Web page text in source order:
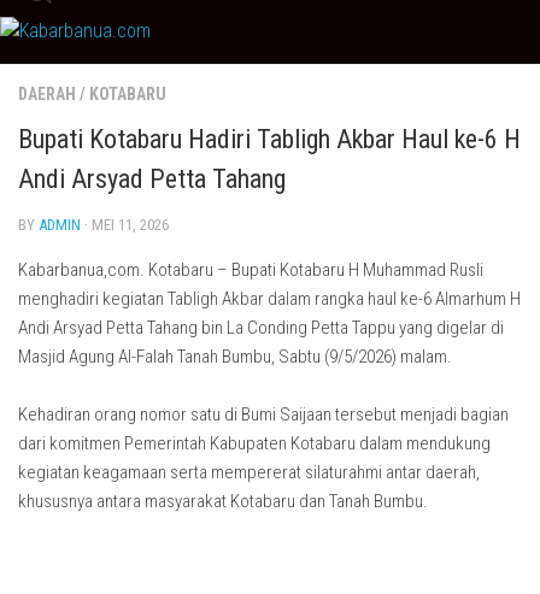
Skip
to
content
DAERAH / KOTABARU
Bupati Kotabaru Hadiri Tabligh Akbar Haul ke-6 H
Andi Arsyad Petta Tahang
BY ADMIN · MEI 11, 2026
Kabarbanua,com. Kotabaru – Bupati Kotabaru H Muhammad Rusli
menghadiri kegiatan Tabligh Akbar dalam rangka haul ke-6 Almarhum H
Andi Arsyad Petta Tahang bin La Conding Petta Tappu yang digelar di
Masjid Agung Al-Falah Tanah Bumbu, Sabtu (9/5/2026) malam.
Kehadiran orang nomor satu di Bumi Saijaan tersebut menjadi bagian
dari komitmen Pemerintah Kabupaten Kotabaru dalam mendukung
kegiatan keagamaan serta mempererat silaturahmi antar daerah,
khususnya antara masyarakat Kotabaru dan Tanah Bumbu.